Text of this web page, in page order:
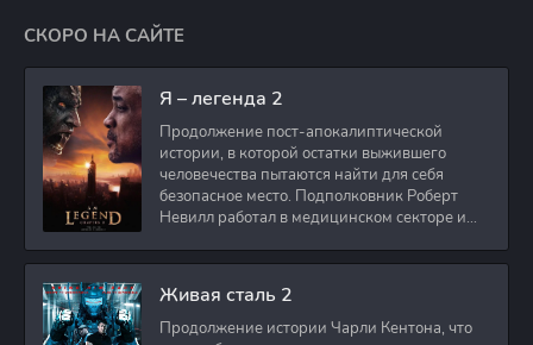
СКОРО НА САЙТЕ
Я – легенда 2
Продолжение пост-апокалиптической
истории, в которой остатки выжившего
человечества пытаются найти для себя
безопасное место. Подполковник Роберт
Невилл работал в медицинском секторе и
Живая сталь 2
Продолжение истории Чарли Кентона, что